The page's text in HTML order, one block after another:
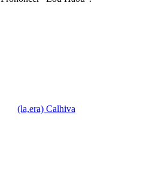
(la,era) Calhiva